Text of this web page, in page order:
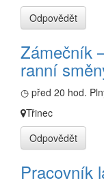
Odpovědět
Zámečník
ranní
◷ před 20 hod.
Třinec
Odpovědět
Pracovník